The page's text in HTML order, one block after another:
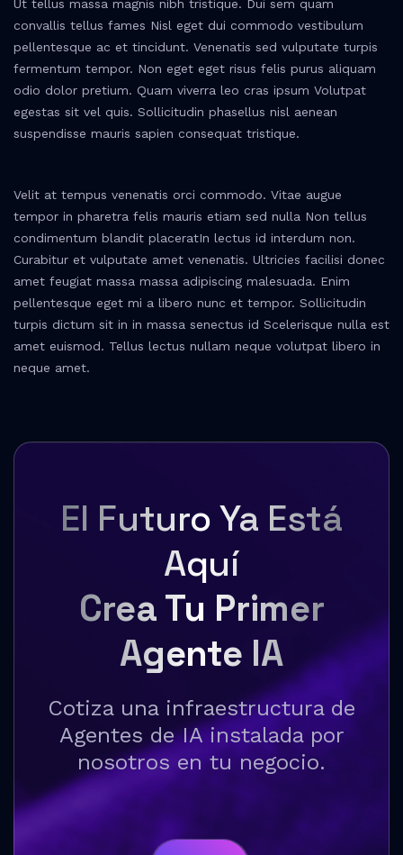
Ut tellus massa magnis nibh tristique. Dui sem quam
convallis tellus fames Nisl eget dui commodo vestibulum
pellentesque ac et tincidunt. Venenatis sed vulputate turpis
fermentum tempor. Non eget eget risus felis purus aliquam
odio dolor pretium. Quam viverra leo cras ipsum Volutpat
egestas sit vel quis. Sollicitudin phasellus nisl aenean
suspendisse mauris sapien consequat tristique.
Velit at tempus venenatis orci commodo. Vitae augue
tempor in pharetra felis mauris etiam sed nulla Non tellus
condimentum blandit placeratIn lectus id interdum non.
Curabitur et vulputate amet venenatis. Ultricies facilisi donec
amet feugiat massa massa adipiscing malesuada. Enim
pellentesque eget mi a libero nunc et tempor. Sollicitudin
turpis dictum sit in in massa senectus id Scelerisque nulla est
amet euismod. Tellus lectus nullam neque volutpat libero in
neque amet.
El Futuro Ya Está
Aquí
Crea Tu Primer
Agente IA
Cotiza una infraestructura de
Agentes de IA instalada por
nosotros en tu negocio.